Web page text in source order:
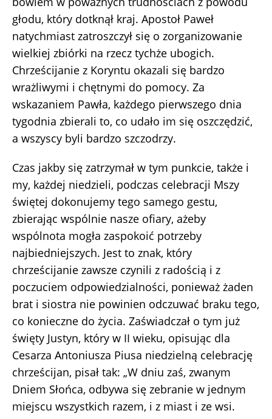
głodu, który dotknął kraj. Apostoł Paweł
natychmiast zatroszczył się o zorganizowanie
wielkiej zbiórki na rzecz tychże ubogich.
Chrześcijanie z Koryntu okazali się bardzo
wrażliwymi i chętnymi do pomocy. Za
wskazaniem Pawła, każdego pierwszego dnia
tygodnia zbierali to, co udało im się oszczędzić,
a wszyscy byli bardzo szczodrzy.
Czas jakby się zatrzymał w tym punkcie, także i
my, każdej niedzieli, podczas celebracji Mszy
świętej dokonujemy tego samego gestu,
zbierając wspólnie nasze ofiary, ażeby
wspólnota mogła zaspokoić potrzeby
najbiedniejszych. Jest to znak, który
chrześcijanie zawsze czynili z radością i z
poczuciem odpowiedzialności, ponieważ żaden
brat i siostra nie powinien odczuwać braku tego,
co konieczne do życia. Zaświadczał o tym już
święty Justyn, który w II wieku, opisując dla
Cesarza Antoniusza Piusa niedzielną celebrację
chrześcijan, pisał tak: „W dniu zaś, zwanym
Dniem Słońca, odbywa się zebranie w jednym
miejscu wszystkich razem, i z miast i ze wsi.